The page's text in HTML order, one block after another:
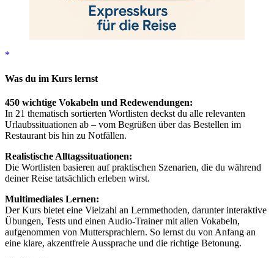
Was du im Kurs lernst
450 wichtige Vokabeln und Redewendungen:
In 21 thematisch sortierten Wortlisten deckst du alle relevanten
Urlaubssituationen ab – vom Begrüßen über das Bestellen im
Restaurant bis hin zu Notfällen.
Realistische Alltagssituationen:
Die Wortlisten basieren auf praktischen Szenarien, die du während
deiner Reise tatsächlich erleben wirst.
Multimediales Lernen:
Der Kurs bietet eine Vielzahl an Lernmethoden, darunter interaktive
Übungen, Tests und einen Audio-Trainer mit allen Vokabeln,
aufgenommen von Muttersprachlern. So lernst du von Anfang an
eine klare, akzentfreie Aussprache und die richtige Betonung.